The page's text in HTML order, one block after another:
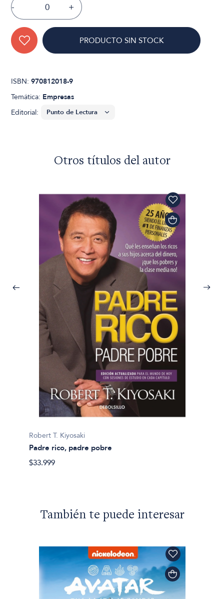
- +
PRODUCTO SIN STOCK
ISBN:970812018-9
Temática: Empresas
Editorial:
Otros títulos del autor
Robert T. Kiyosaki
Padre rico, padre pobre
$33.999
También te puede interesar